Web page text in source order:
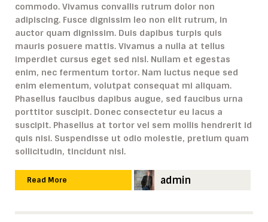
commodo. Vivamus convallis rutrum dolor non
adipiscing. Fusce dignissim leo non elit rutrum, in
auctor quam dignissim. Duis dapibus turpis quis
mauris posuere mattis. Vivamus a nulla at tellus
imperdiet cursus eget sed nisl. Nullam et egestas
enim, nec fermentum tortor. Nam luctus neque sed
enim elementum, volutpat consequat mi aliquam.
Phasellus faucibus dapibus augue, sed faucibus urna
porttitor suscipit. Donec consectetur eu lacus a
suscipit. Phasellus at tortor vel sem mollis hendrerit id
quis nisi. Suspendisse ut odio molestie, pretium quam
sollicitudin, tincidunt nisl.
Read More admin